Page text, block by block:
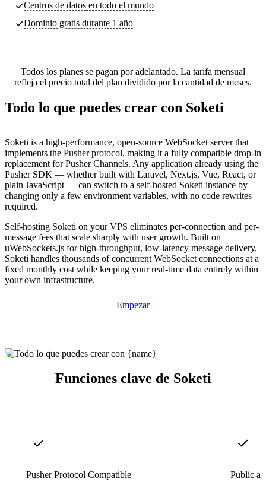
Centros de datos en todo el mundo
Dominio gratis durante 1 año
Todos los planes se pagan por adelantado. La tarifa mensual
refleja el precio total del plan dividido por la cantidad de meses.
Todo lo que puedes crear con Soketi
Soketi is a high-performance, open-source WebSocket server that
implements the Pusher protocol, making it a fully compatible drop-in
replacement for Pusher Channels. Any application already using the
Pusher SDK — whether built with Laravel, Next.js, Vue, React, or
plain JavaScript — can switch to a self-hosted Soketi instance by
changing only a few environment variables, with no code rewrites
required.
Self-hosting Soketi on your VPS eliminates per-connection and per-
message fees that scale sharply with user growth. Built on
uWebSockets.js for high-throughput, low-latency message delivery,
Soketi handles thousands of concurrent WebSocket connections at a
fixed monthly cost while keeping your real-time data entirely within
your own infrastructure.
Empezar
Funciones clave de Soketi
Pusher Protocol Compatible Public